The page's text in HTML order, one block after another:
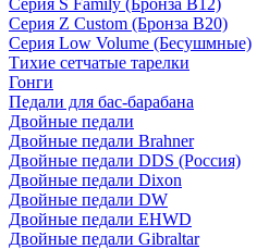
Серия S Family (Бронза B12)
Серия Z Custom (Бронза B20)
Серия Low Volume (Бесушмные)
Тихие сетчатые тарелки
Гонги
Педали для бас-барабана
Двойные педали
Двойные педали Brahner
Двойные педали DDS (Россия)
Двойные педали Dixon
Двойные педали DW
Двойные педали EHWD
Двойные педали Gibraltar